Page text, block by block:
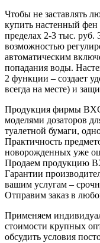
Чтобы не заставлять
купить настенный фен
пределах 2-3 тыс.
возможностью
автоматическим
попадания воды.
2 функции – создает
всегда на месте) и
Продукция фирмы
моделями дозаторов
туалетной бумаги,
Практичность
новорожденных уже
Продаем продукцию
Гарантии
вашим услугам –
Отправим заказ в
Применяем
стоимости крупных
обсудить условия